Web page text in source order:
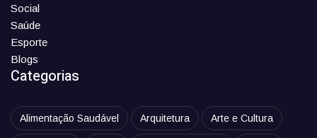
Social
Saúde
Esporte
Blogs
Categorias
Alimentação Saudável Arquitetura Arte e Cultura